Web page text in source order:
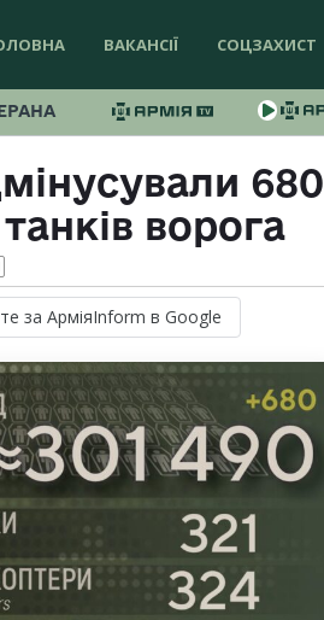
ВАКАНСІЇ СОЦЗАХИСТ
680
ворога
за АрміяInform в Google